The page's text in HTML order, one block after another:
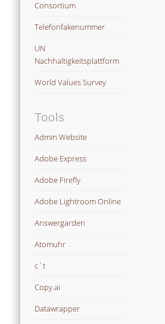
Consortium
Telefonfakenummer
UN
Nachhaltigkeitsplattform
World Values Survey
Tools
Admin Website
Adobe Express
Adobe Firefly
Adobe Lightroom Online
Answergarden
Atomuhr
c´t
Copy.ai
Datawrapper